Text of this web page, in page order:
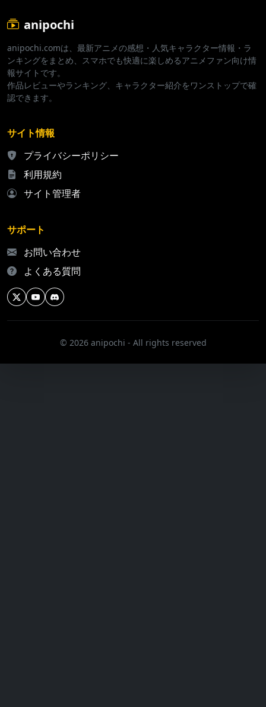
anipochi
anipochi.comは、最新アニメの感想・人気キャラクター情報・ラ
ンキングをまとめ、スマホでも快適に楽しめるアニメファン向け情
報サイトです。
作品レビューやランキング、キャラクター紹介をワンストップで確
認できます。
サイト情報
プライバシーポリシー
利用規約
サイト管理者
サポート
お問い合わせ
よくある質問
© 2026 anipochi - All rights reserved